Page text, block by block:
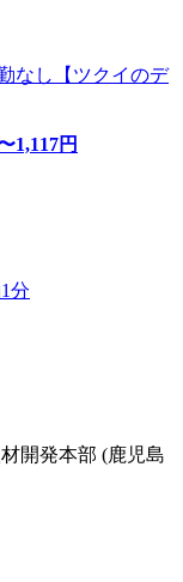
なし【ツクイのデ
1,117円
分
開発本部 (鹿児島